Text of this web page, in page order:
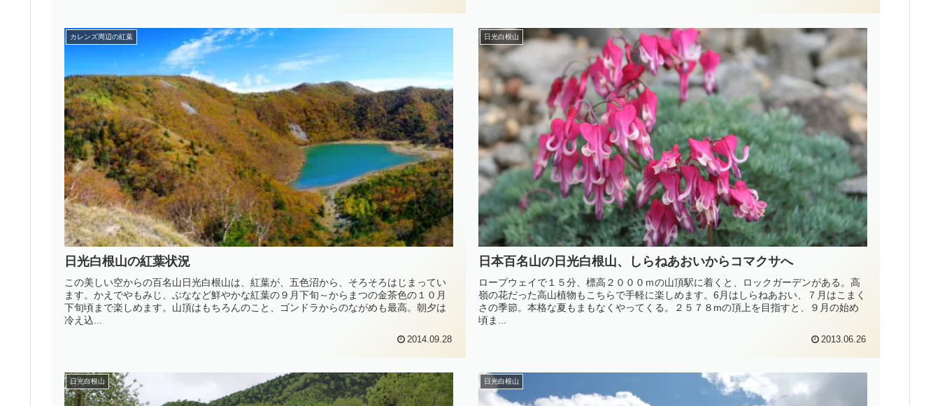
カレンズ周辺の紅葉
日光白根山の紅葉状況
この美しい空からの百名山日光白根山は、紅葉が、五色沼から、そろそろはじまってい
ます。かえでやもみじ、ぶななど鮮やかな紅葉の９月下旬～からまつの金茶色の１０月
下旬頃まで楽しめます。山頂はもちろんのこと、ゴンドラからのながめも最高。朝夕は
冷え込...
2014.09.28
日光白根山
日本百名山の日光白根山、しらねあおいからコマクサへ
ロープウェイで１５分、標高２０００ｍの山頂駅に着くと、ロックガーデンがある。高
嶺の花だった高山植物もこちらで手軽に楽しめます。6月はしらねあおい、７月はこまく
さの季節。本格な夏もまもなくやってくる。２５７８mの頂上を目指すと、９月の始め
頃ま...
2013.06.26
日光白根山 日光白根山